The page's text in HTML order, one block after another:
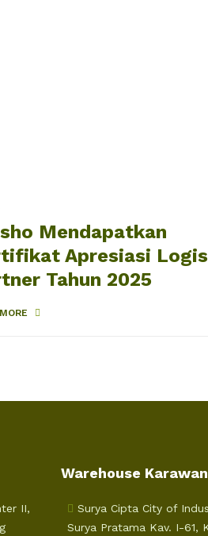
Mendapatkan
Apresiasi
Tahun 2025
II,
Warehouse
Surya Cipta City of
Surya Pratama Kav. I-61,